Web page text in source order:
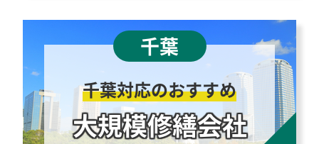
千葉対応のおすすめ
大規模修繕会社